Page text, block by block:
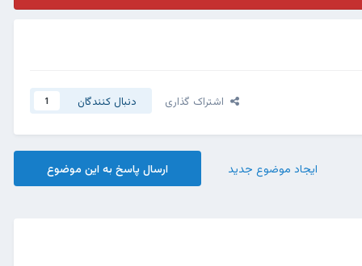
اشتراک گذاری دنبال کنندگان 1
ارسال پاسخ به این موضوع ایجاد موضوع جدید